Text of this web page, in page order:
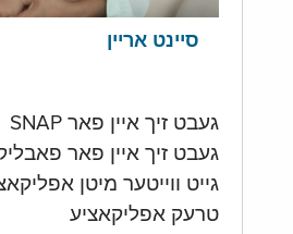
סיינט אריין
געבט זיך איין פאר SNAP
געבט זיך איין פאר
גייט ווייטער מיטן
טרעק אפליקאציע